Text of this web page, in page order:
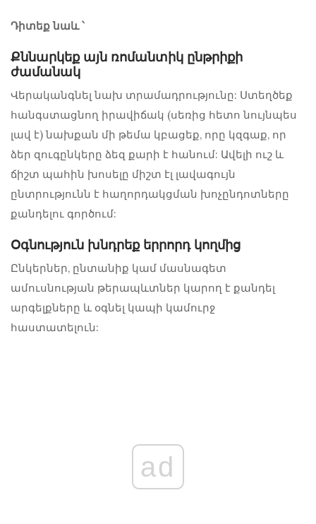
Դիտեք նաև ՝
Քննարկեք այն ռոմանտիկ ընթրիքի
ժամանակ
Վերականգնել նախ տրամադրությունը: Ստեղծեք
հանգստացնող իրավիճակ (սեռից հետո նույնպես
լավ է) նախքան մի թեմա կբացեք, որը կզգաք, որ
ձեր զուգընկերը ձեզ քարի է հանում: Ավելի ուշ և
ճիշտ պահին խոսելը միշտ էլ լավագույն
ընտրությունն է հաղորդակցման խոչընդոտները
քանդելու գործում:
Օգնություն խնդրեք երրորդ կողմից
Ընկերներ, ընտանիք կամ մասնագետ
ամուսնության թերապևտներ կարող է քանդել
արգելքները և օգնել կապի կամուրջ
հաստատելուն:
ad